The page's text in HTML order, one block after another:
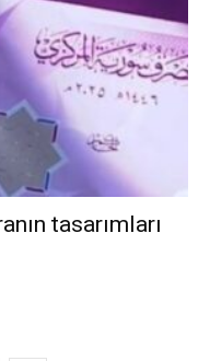
tasarımları